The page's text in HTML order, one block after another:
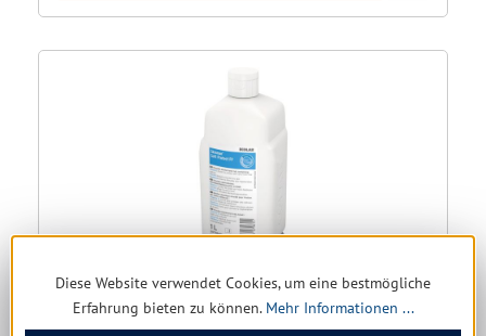
Größe: 1 ltr. | 500 ml | 100 ml
Diese Website verwendet Cookies, um eine bestmögliche
Erfahrung bieten zu können. Mehr Informationen ...